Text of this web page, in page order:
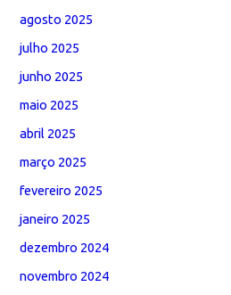
agosto 2025
julho 2025
junho 2025
maio 2025
abril 2025
março 2025
fevereiro 2025
janeiro 2025
dezembro 2024
novembro 2024